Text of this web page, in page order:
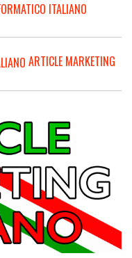
ARTICLE MARKETING